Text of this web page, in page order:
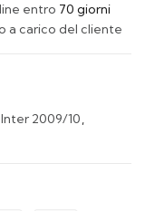
entro 70 giorni
a carico del cliente
2009/10,